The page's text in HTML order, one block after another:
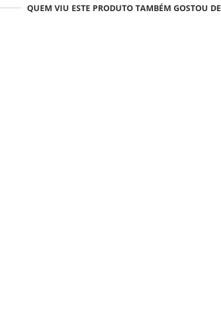
QUEM VIU ESTE PRODUTO TAMBÉM GOSTOU DE